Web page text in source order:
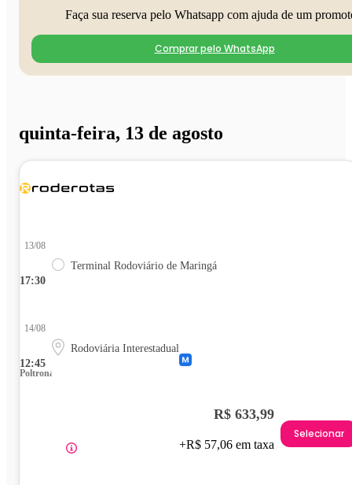
Faça sua reserva pelo Whatsapp com ajuda de um
Comprar pelo WhatsApp
quinta-feira, 13 de agosto
17:30
13/08
Terminal Rodoviário de Maringá
12:45
14/08
Rodoviária Interestadual
Poltrona
R$ 633,99
+R$ 57,06 em taxa
Selecionar